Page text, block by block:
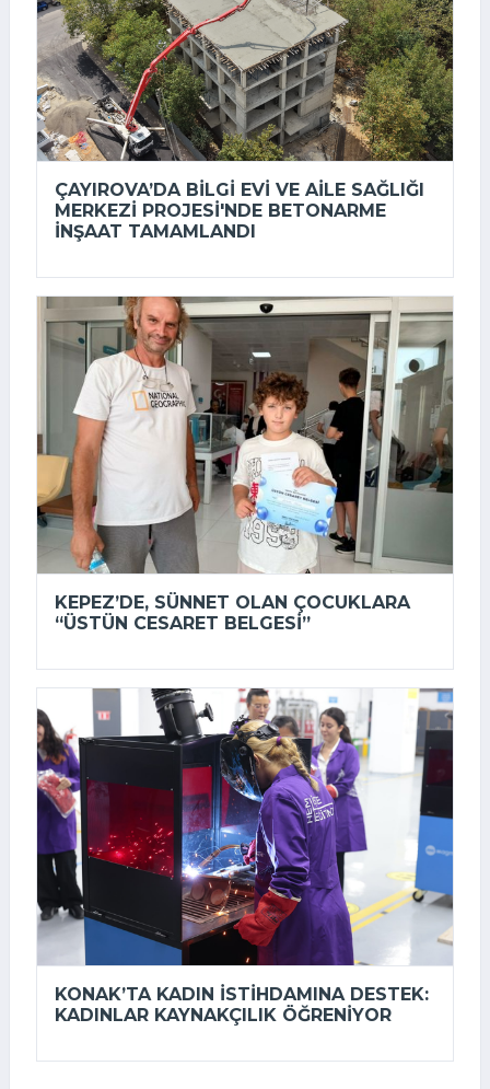
ÇAYIROVA’DA BILGI EVI VE AILE SAĞLIĞI
MERKEZI PROJESI'NDE BETONARME
INŞAAT TAMAMLANDI
KEPEZ’DE, SÜNNET OLAN ÇOCUKLARA
“ÜSTÜN CESARET BELGESI”
KONAK’TA KADIN ISTIHDAMINA DESTEK:
KADINLAR KAYNAKÇILIK ÖĞRENIYOR